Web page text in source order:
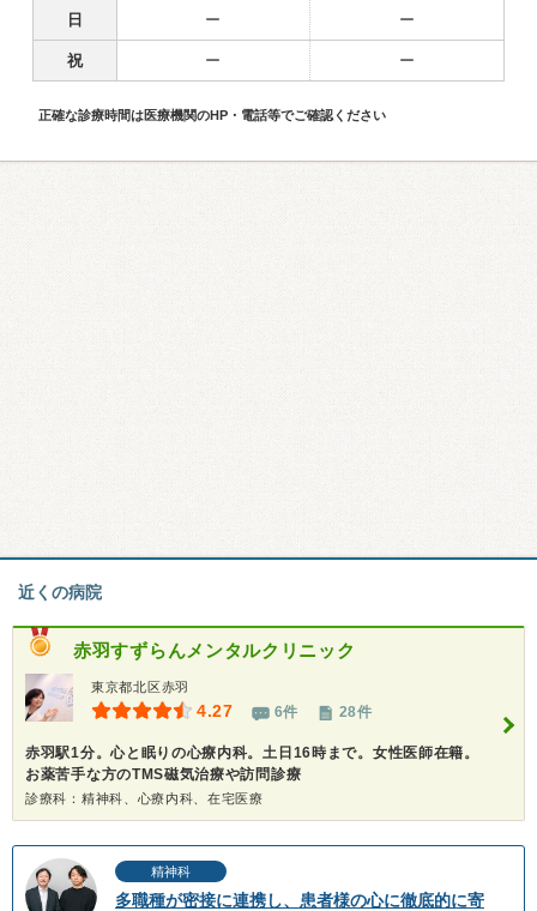
日 ー ー
祝 ー ー
正確な診療時間は医療機関のHP・電話等でご確認ください
近くの病院
赤羽すずらんメンタルクリニック
東京都北区赤羽
4.27 6件 28件
赤羽駅1分。心と眠りの心療内科。土日16時まで。女性医師在籍。
お薬苦手な方のTMS磁気治療や訪問診療
診療科：精神科、心療内科、在宅医療
精神科
多職種が密接に連携し、患者様の心に徹底的に寄